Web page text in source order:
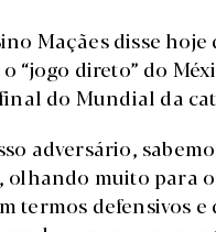
Maçães disse hoje
“jogo direto” do
do Mundial da
adversário,
muito para
termos defensivos